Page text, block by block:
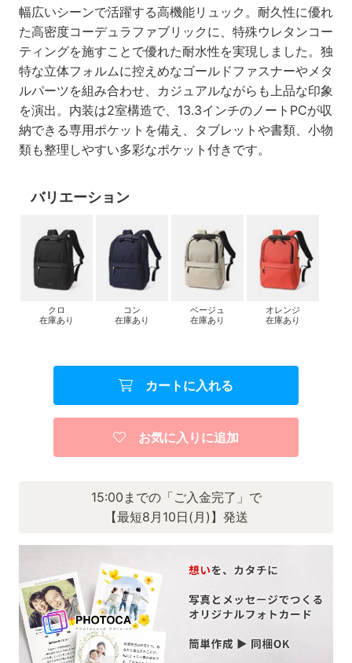
幅広いシーンで活躍する高機能リュック。耐久性に優れ
た高密度コーデュラファブリックに、特殊ウレタンコー
ティングを施すことで優れた耐水性を実現しました。独
特な立体フォルムに控えめなゴールドファスナーやメタ
ルパーツを組み合わせ、カジュアルながらも上品な印象
を演出。内装は2室構造で、13.3インチのノートPCが収
納できる専用ポケットを備え、タブレットや書類、小物
類も整理しやすい多彩なポケット付きです。
バリエーション
クロ
在庫あり
コン
在庫あり
ベージュ
在庫あり
オレンジ
在庫あり
カートに入れる
お気に入りに追加
15:00までの「ご入金完了」で
【最短8月10日(月)】発送